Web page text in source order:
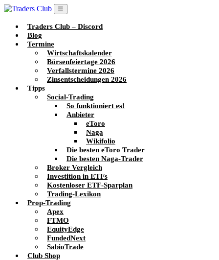
☰
Traders Club – Discord
Blog
Termine
Wirtschaftskalender
Börsenfeiertage 2026
Verfallstermine 2026
Zinsentscheidungen 2026
Tipps
Social-Trading
So funktioniert es!
Anbieter
eToro
Naga
Wikifolio
Die besten eToro Trader
Die besten Naga-Trader
Broker Vergleich
Investition in ETFs
Kostenloser ETF-Sparplan
Trading-Lexikon
Prop-Trading
Apex
FTMO
EquityEdge
FundedNext
SabioTrade
Club Shop